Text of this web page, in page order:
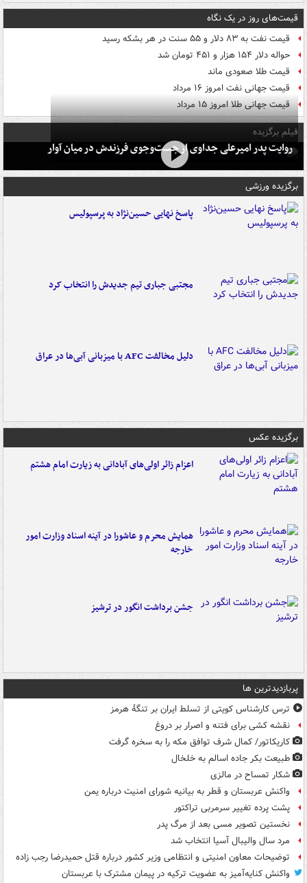
قیمت‌های روز در یک نگاه
قیمت نفت به ۸۳ دلار و ۵۵ سنت در هر بشکه رسید
حواله دلار ۱۵۴ هزار و ۴۵۱ تومان شد
قیمت طلا صعودی ماند
قیمت جهانی نفت امروز ۱۶ مرداد
قیمت جهانی طلا امروز ۱۵ مرداد
فیلم برگزیده
روایت پدر امیرعلی جداوی از جست‌وجوی فرزندش در میان آوار
برگزیده ورزشی
پاسخ نهایی حسین‌نژاد به پرسپولیس
مجتبی جباری تیم جدیدش را انتخاب کرد
دلیل مخالفت AFC با میزبانی آبی‌ها در عراق
برگزیده عکس
اعزام زائر اولی‌های آبادانی به زیارت امام هشتم
همایش محرم و عاشورا در آینه اسناد وزارت امور
خارجه
جشن برداشت انگور در ترشیز
پربازدیدترین ها
ترس کارشناس کویتی از تسلط ایران بر تنگۀ هرمز
نقشه کشی برای فتنه و اصرار بر دروغ
کاریکاتور/ کمال شرف توافق مکه را به سخره گرفت
طبیعت بکر جاده اسالم به خلخال
شکار تمساح در مالزی
واکنش عربستان و قطر به بیانیه شورای امنیت درباره یمن
پشت پرده تغییر سرمربی تراکتور
نخستین تصویر مسی بعد از مرگ پدر
مرد سال والیبال آسیا انتخاب شد
توضیحات معاون امنیتی و انتظامی وزیر کشور درباره قتل حمیدرضا رجب زاده
واکنش کنایه‌آمیز به عضویت ترکیه در پیمان مشترک با عربستان